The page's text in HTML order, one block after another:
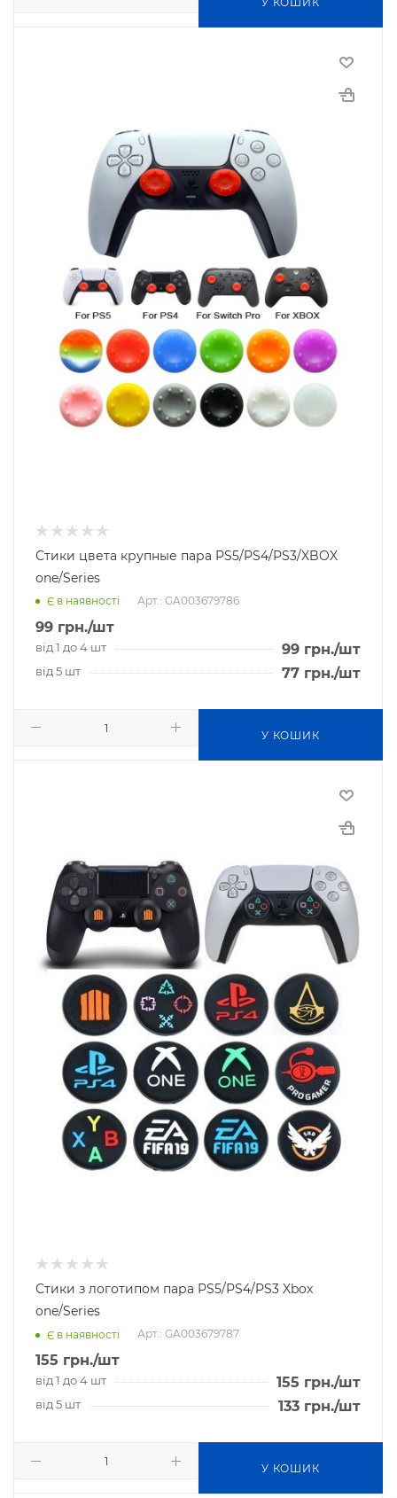
Стики цвета крупные пара PS5/PS4/PS3/XBOX
one/Series
Є в наявності Арт.: GA003679786
99 грн./шт
від 1 до 4 шт 99 грн./шт
від 5 шт 77 грн./шт
У КОШИК
Стики з логотипом пара PS5/PS4/PS3 Xbox
one/Series
Є в наявності Арт.: GA003679787
155 грн./шт
від 1 до 4 шт 155 грн./шт
від 5 шт 133 грн./шт
У КОШИК